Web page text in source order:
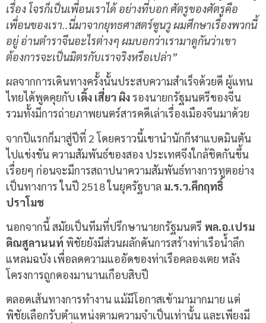
เรื่อง โจรก็เป็นเพื่อนเราได้ อย่างที่บอก ศัตรูของศัตรูคือ
เพื่อนของเรา..นี่มาจากยุทธศาสตร์ซูนวู ผมศึกษาเรื่องพวกนี้
อยู่ อ่านตำราจีนอะไรต่างๆ ผมบอกว่าเรามาดูกันว่าเขา
ต้องการจะเป็นมิตรกับเราจริงหรือเปล่า”
ผลจากการเดินทางครั้งนั้นประสบความสำเร็จด้วยดี ผู้แทน
ไทยได้พูดคุยกับ เติ้ง เสี่ยว ผิงรองนายกรัฐมนตรีของจีน
รวมทั้งมีการถ่ายภาพยนตร์สารคดีเล่าเรื่องเมืองจีนมาด้วย
จากปีแรกก็มาสู่ปีที่ 2 โดยคราวนี้เขานำนักกีฬาแบดมินตัน
ไปแข่งขัน ความสัมพันธ์ของสอง ประเทศจึงใกล้ชิดกันขึ้น
เรื่อยๆ ก่อนจะมีการสถาปนาความสัมพันธ์ทางการทูตอย่าง
เป็นทางการ ในปี 2518 ในยุครัฐบาล ม.ร.ว.คึกฤทธิ์
ปราโมช
นอกจากนี้ สมัยเป็นทีมที่ปรึกษานายกรัฐมนตรี พล.อ.เปรม
ติณสูลานนท์ พิชัยยังมีส่วนผลักดันการสร้างท่าเรือน้ำลึก
แหลมฉบัง เพื่อลดความแออัดของท่าเรือคลองเตย หลัง
โครงการถูกดองมานานเกือบสิบปี
ตลอดเส้นทางการทำงาน แม้มีโอกาสเข้ามามากมาย แต่
พิชัยเลือกรับตำแหน่งตามความจำเป็นเท่านั้น และเพียงมี